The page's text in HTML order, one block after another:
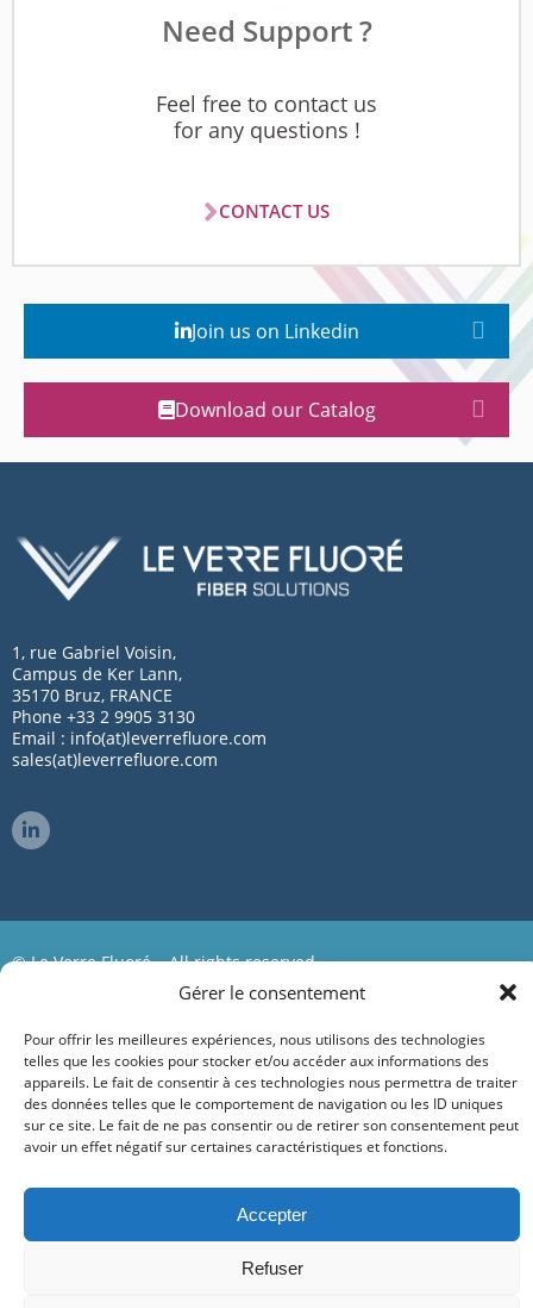
Gérer le consentement
Pour offrir les meilleures expériences, nous utilisons des technologies
telles que les cookies pour stocker et/ou accéder aux informations des
appareils. Le fait de consentir à ces technologies nous permettra de traiter
des données telles que le comportement de navigation ou les ID uniques
sur ce site. Le fait de ne pas consentir ou de retirer son consentement peut
avoir un effet négatif sur certaines caractéristiques et fonctions.
Accepter
Refuser
Need Support ?
Feel free to contact us
for any questions !
CONTACT US
Join us on Linkedin
Download our Catalog
1, rue Gabriel Voisin,
Campus de Ker Lann,
35170 Bruz, FRANCE
Phone +33 2 9905 3130
Email : info(at)leverrefluore.com
sales(at)leverrefluore.com
© Le Verre Fluoré – All rights reserved
Sitemap
Legal Terms
Credits
Contact
Politique de cookies (UE)